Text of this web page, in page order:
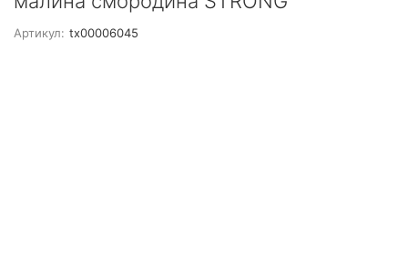
Артикул: tx00006045